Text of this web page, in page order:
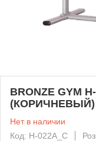
BRONZE GYM
(КОРИЧНЕВЫЙ)
Нет в наличии
Код: H-022A_C